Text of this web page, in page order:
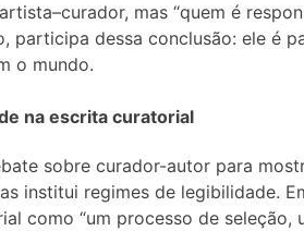
mas “quem é
participa dessa conclusão: ele é
o mundo.
na escrita curatorial
sobre curador-autor para
institui regimes de legibilidade.
como “um processo de